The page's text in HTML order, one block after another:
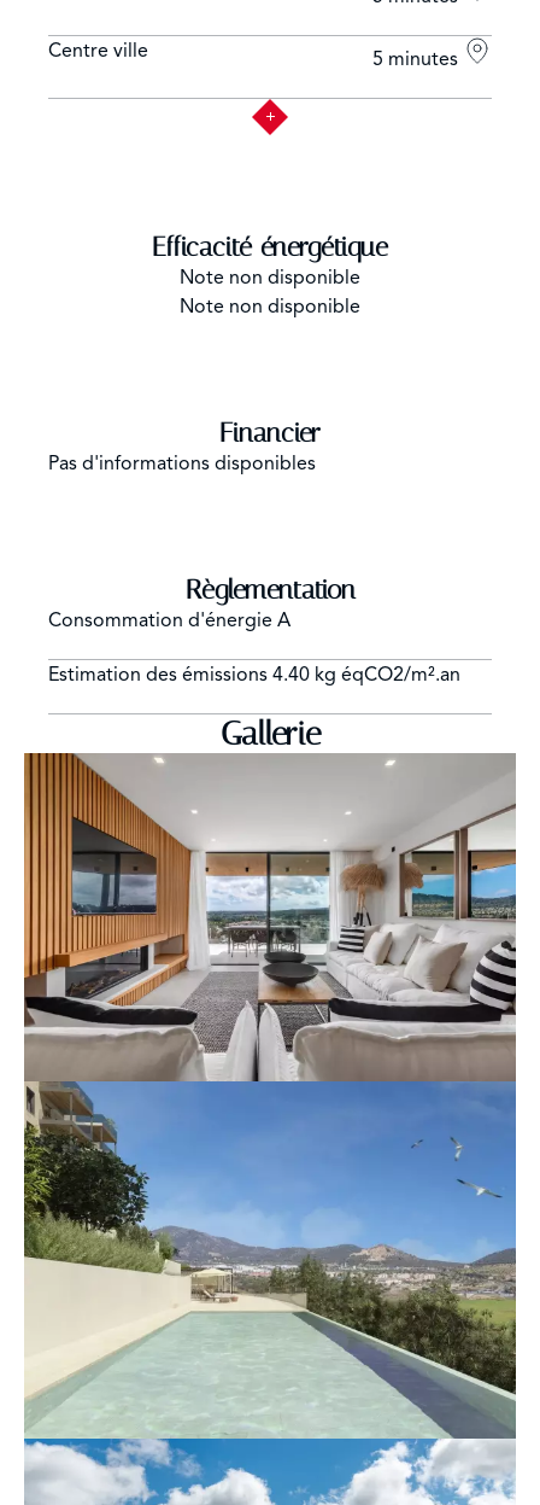
Centre ville 5 minutes
Efficacité énergétique
Note non disponible
Note non disponible
Financier
Pas d'informations disponibles
Règlementation
Consommation d'énergie A
Estimation des émissions 4.40 kg éqCO2/m².an
Gallerie